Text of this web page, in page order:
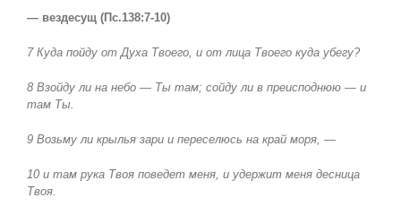
— вездесущ (Пс.138:7-10)
7 Куда пойду от Духа Твоего, и от лица Твоего куда убегу?
8 Взойду ли на небо — Ты там; сойду ли в преисподнюю — и
там Ты.
9 Возьму ли крылья зари и переселюсь на край моря, —
10 и там рука Твоя поведет меня, и удержит меня десница
Твоя.